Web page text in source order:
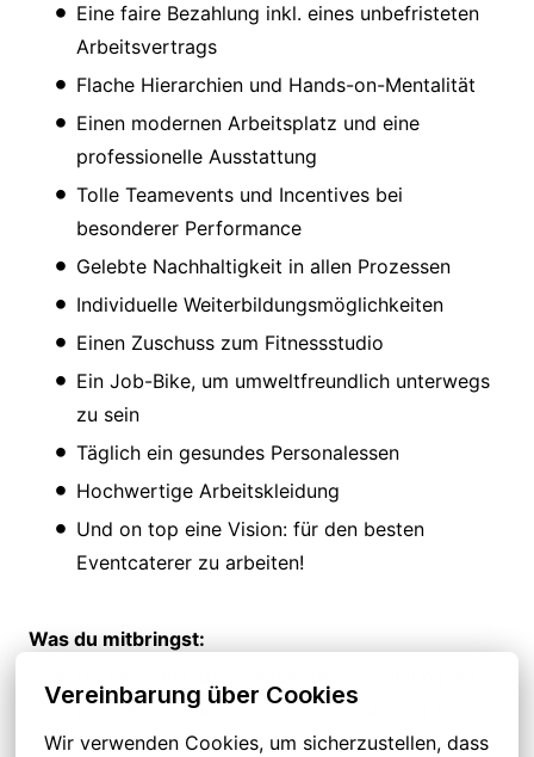
Vereinbarung über Cookies
Wir verwenden Cookies, um sicherzustellen, dass
Eine faire Bezahlung inkl. eines unbefristeten
Arbeitsvertrags
Flache Hierarchien und Hands-on-Mentalität
Einen modernen Arbeitsplatz und eine
professionelle Ausstattung
Tolle Teamevents und Incentives bei
besonderer Performance
Gelebte Nachhaltigkeit in allen Prozessen
Individuelle Weiterbildungsmöglichkeiten
Einen Zuschuss zum Fitnessstudio
Ein Job-Bike, um umweltfreundlich unterwegs
zu sein
Täglich ein gesundes Personalessen
Hochwertige Arbeitskleidung
Und on top eine Vision: für den besten
Eventcaterer zu arbeiten!
Was du mitbringst:
Koch/Köchin und erste Berufserfahrung in
einem relevanten Bereich mit viel Gespür für